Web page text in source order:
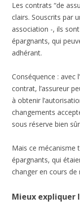
Les contrats “de
clairs. Souscrits par
association -, ils
épargnants, qui
adhérant.
Conséquence : avec
contrat, l’assureur
à obtenir
changements
sous réserve bien
Mais ce mécanisme
épargnants, qui
changer en cours de
Mieux expliquer